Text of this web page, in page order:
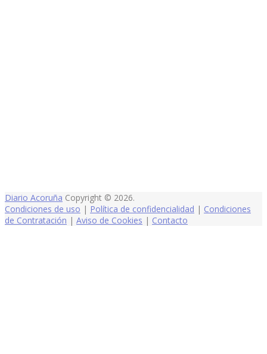
Diario Acoruña Copyright © 2026.
Condiciones de uso | Política de confidencialidad | Condiciones
de Contratación | Aviso de Cookies | Contacto